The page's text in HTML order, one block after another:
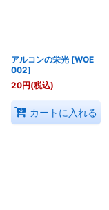
アルコンの栄光 [WOE
002]
20円(税込)
カートに入れる